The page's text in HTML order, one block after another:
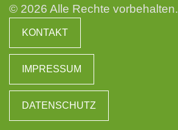
© 2026 Alle Rechte vorbehalten.
KONTAKT
IMPRESSUM
DATENSCHUTZ